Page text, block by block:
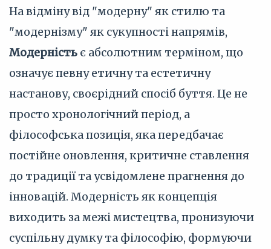
На відміну від "модерну" як стилю та
"модернізму" як сукупності напрямів,
Модерність є абсолютним терміном, що
означує певну етичну та естетичну
настанову, своєрідний спосіб буття. Це не
просто хронологічний період, а
філософська позиція, яка передбачає
постійне оновлення, критичне ставлення
до традиції та усвідомлене прагнення до
інновацій. Модерність як концепція
виходить за межі мистецтва, пронизуючи
суспільну думку та філософію, формуючи